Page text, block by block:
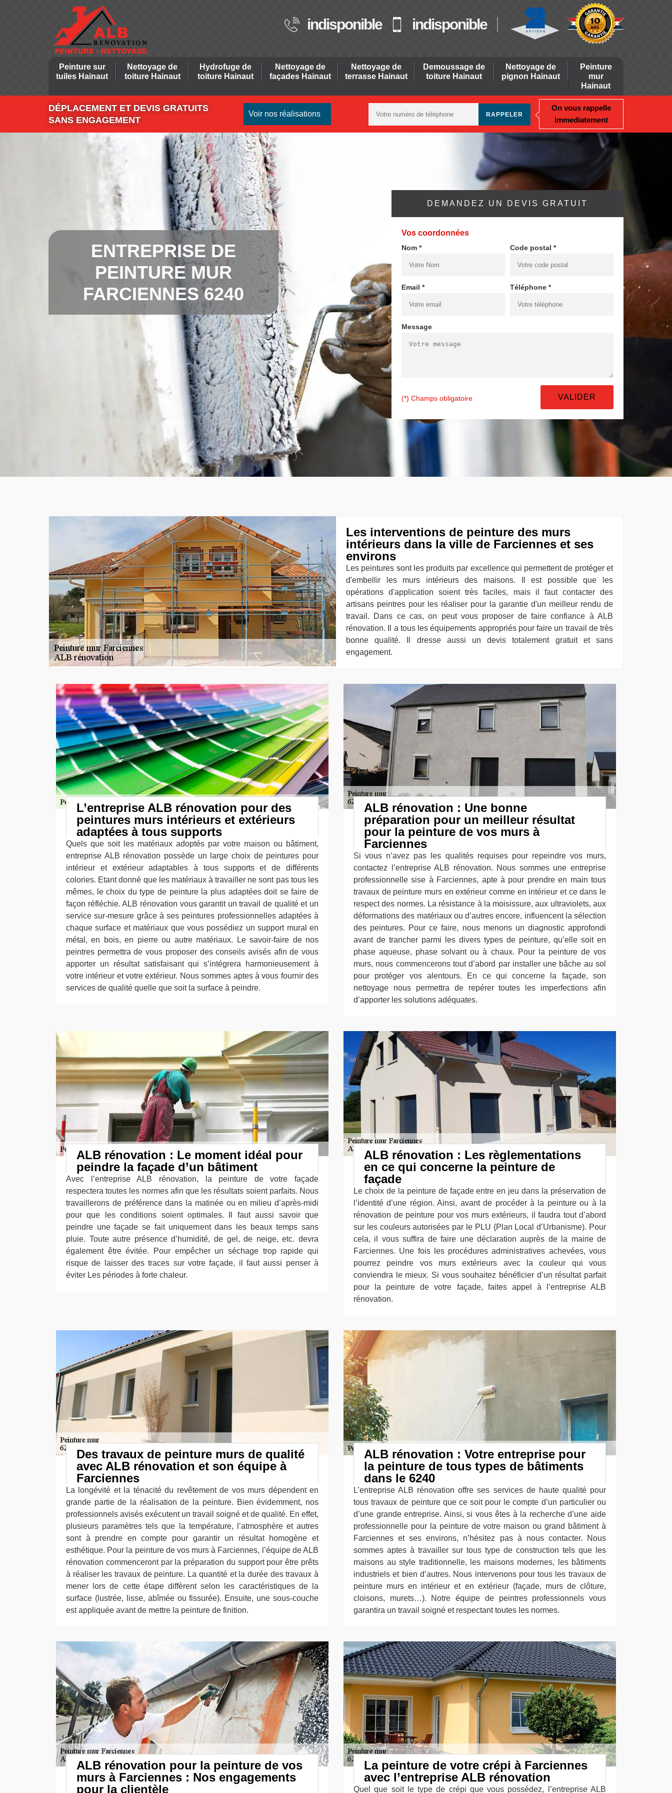
indisponible indisponible
Peinture sur
tuiles Hainaut
Nettoyage de
toiture Hainaut
Hydrofuge de
toiture Hainaut
Nettoyage de
façades Hainaut
Nettoyage de
terrasse Hainaut
Demoussage de
toiture Hainaut
Nettoyage de
pignon Hainaut
Peinture
mur
Hainaut
DÉPLACEMENT ET DEVIS GRATUITS
SANS ENGAGEMENT
Voir nos réalisations
On vous rappelle
immediatement
ENTREPRISE DE
PEINTURE MUR
FARCIENNES 6240
DEMANDEZ UN DEVIS GRATUIT
Vos coordonnées
Nom * Code postal *
Email * Téléphone *
Message
(*) Champs obligatoire
Les interventions de peinture des murs
intérieurs dans la ville de Farciennes et ses
environs
Les peintures sont les produits par excellence qui permettent de protéger et
d'embellir les murs intérieurs des maisons. Il est possible que les
opérations d'application soient très faciles, mais il faut contacter des
artisans peintres pour les réaliser pour la garantie d'un meilleur rendu de
travail. Dans ce cas, on peut vous proposer de faire confiance à ALB
rénovation. Il a tous les équipements appropriés pour faire un travail de très
bonne qualité. Il dresse aussi un devis totalement gratuit et sans
engagement.
L’entreprise ALB rénovation pour des
peintures murs intérieurs et extérieurs
adaptées à tous supports
Quels que soit les matériaux adoptés par votre maison ou bâtiment,
entreprise ALB rénovation possède un large choix de peintures pour
intérieur et extérieur adaptables à tous supports et de différents
colories. Etant donné que les matériaux à travailler ne sont pas tous les
mêmes, le choix du type de peinture la plus adaptées doit se faire de
façon réfléchie. ALB rénovation vous garantit un travail de qualité et un
service sur-mesure grâce à ses peintures professionnelles adaptées à
chaque surface et matériaux que vous possédiez un support mural en
métal, en bois, en pierre ou autre matériaux. Le savoir-faire de nos
peintres permettra de vous proposer des conseils avisés afin de vous
apporter un résultat satisfaisant qui s’intégrera harmonieusement à
votre intérieur et votre extérieur. Nous sommes aptes à vous fournir des
services de qualité quelle que soit la surface à peindre.
ALB rénovation : Une bonne
préparation pour un meilleur résultat
pour la peinture de vos murs à
Farciennes
Si vous n’avez pas les qualités requises pour repeindre vos murs,
contactez l’entreprise ALB rénovation. Nous sommes une entreprise
professionnelle sise à Farciennes, apte à pour prendre en main tous
travaux de peinture murs en extérieur comme en intérieur et ce dans le
respect des normes. La résistance à la moisissure, aux ultraviolets, aux
déformations des matériaux ou d’autres encore, influencent la sélection
des peintures. Pour ce faire, nous menons un diagnostic approfondi
avant de trancher parmi les divers types de peinture, qu’elle soit en
phase aqueuse, phase solvant ou à chaux. Pour la peinture de vos
murs, nous commencerons tout d’abord par installer une bâche au sol
pour protéger vos alentours. En ce qui concerne la façade, son
nettoyage nous permettra de repérer toutes les imperfections afin
d’apporter les solutions adéquates.
ALB rénovation : Le moment idéal pour
peindre la façade d’un bâtiment
Avec l’entreprise ALB rénovation, la peinture de votre façade
respectera toutes les normes afin que les résultats soient parfaits. Nous
travaillerons de préférence dans la matinée ou en milieu d’après-midi
pour que les conditions soient optimales. Il faut aussi savoir que
peindre une façade se fait uniquement dans les beaux temps sans
pluie. Toute autre présence d’humidité, de gel, de neige, etc. devra
également être évitée. Pour empêcher un séchage trop rapide qui
risque de laisser des traces sur votre façade, il faut aussi penser à
éviter Les périodes à forte chaleur.
ALB rénovation : Les règlementations
en ce qui concerne la peinture de
façade
Le choix de la peinture de façade entre en jeu dans la préservation de
l’identité d’une région. Ainsi, avant de procéder à la peinture ou à la
rénovation de peinture pour vos murs extérieurs, il faudra tout d’abord
sur les couleurs autorisées par le PLU {Plan Local d’Urbanisme). Pour
cela, il vous suffira de faire une déclaration auprès de la mairie de
Farciennes. Une fois les procédures administratives achevées, vous
pourrez peindre vos murs extérieurs avec la couleur qui vous
conviendra le mieux. Si vous souhaitez bénéficier d’un résultat parfait
pour la peinture de votre façade, faites appel à l’entreprise ALB
rénovation.
Des travaux de peinture murs de qualité
avec ALB rénovation et son équipe à
Farciennes
La longévité et la ténacité du revêtement de vos murs dépendent en
grande partie de la réalisation de la peinture. Bien évidemment, nos
professionnels avisés exécutent un travail soigné et de qualité. En effet,
plusieurs paramètres tels que la température, l’atmosphère et autres
sont à prendre en compte pour garantir un résultat homogène et
esthétique. Pour la peinture de vos murs à Farciennes, l’équipe de ALB
rénovation commenceront par la préparation du support pour être prêts
à réaliser les travaux de peinture. La quantité et la durée des travaux à
mener lors de cette étape diffèrent selon les caractéristiques de la
surface (lustrée, lisse, abîmée ou fissurée). Ensuite, une sous-couche
est appliquée avant de mettre la peinture de finition.
ALB rénovation : Votre entreprise pour
la peinture de tous types de bâtiments
dans le 6240
L’entreprise ALB rénovation offre ses services de haute qualité pour
tous travaux de peinture que ce soit pour le compte d’un particulier ou
d’une grande entreprise. Ainsi, si vous êtes à la recherche d’une aide
professionnelle pour la peinture de votre maison ou grand bâtiment à
Farciennes et ses environs, n’hésitez pas à nous contacter. Nous
sommes aptes à travailler sur tous type de construction tels que les
maisons au style traditionnelle, les maisons modernes, les bâtiments
industriels et bien d’autres. Nous intervenons pour tous les travaux de
peinture murs en intérieur et en extérieur (façade, murs de clôture,
cloisons, murets…). Notre équipe de peintres professionnels vous
garantira un travail soigné et respectant toutes les normes.
ALB rénovation pour la peinture de vos
murs à Farciennes : Nos engagements
pour la clientèle
La peinture de votre crépi à Farciennes
avec l’entreprise ALB rénovation
Quel que soit le type de crépi que vous possédez, l’entreprise ALB